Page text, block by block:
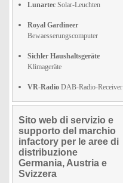
Lunartec Solar-Leuchten
Royal Gardineer
Bewaesserungscomputer
Sichler Haushaltsgeräte
Klimageräte
VR-Radio DAB-Radio-Receiver
Sito web di servizio e
supporto del marchio
infactory per le aree di
distribuzione
Germania, Austria e
Svizzera